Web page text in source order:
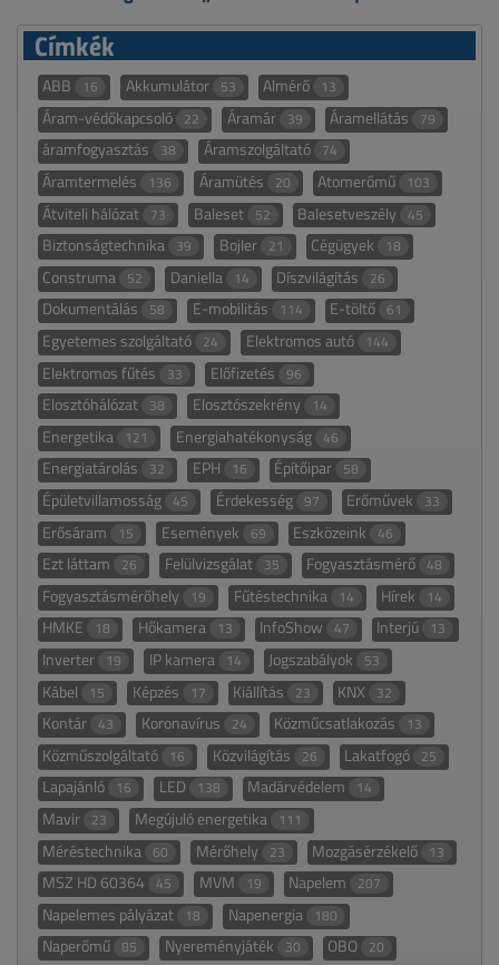
Címkék
ABB 16 Akkumulátor 53 Almérő 13
Áram-védőkapcsoló 22 Áramár 39 Áramellátás 79
áramfogyasztás 38 Áramszolgáltató 74
Áramtermelés 136 Áramütés 20 Atomerőmű 103
Átviteli hálózat 73 Baleset 52 Balesetveszély 45
Biztonságtechnika 39 Bojler 21 Cégügyek 18
Construma 52 Daniella 14 Díszvilágítás 26
Dokumentálás 58 E-mobilitás 114 E-töltő 61
Egyetemes szolgáltató 24 Elektromos autó 144
Elektromos fűtés 33 Előfizetés 96
Elosztóhálózat 38 Elosztószekrény 14
Energetika 121 Energiahatékonyság 46
Energiatárolás 32 EPH 16 Építőipar 58
Épületvillamosság 45 Érdekesség 97 Erőművek 33
Erősáram 15 Események 69 Eszközeink 46
Ezt láttam 26 Felülvizsgálat 35 Fogyasztásmérő 48
Fogyasztásmérőhely 19 Fűtéstechnika 14 Hírek 14
HMKE 18 Hőkamera 13 InfoShow 47 Interjú 13
Inverter 19 IP kamera 14 Jogszabályok 53
Kábel 15 Képzés 17 Kiállítás 23 KNX 32
Kontár 43 Koronavírus 24 Közműcsatlakozás 13
Közműszolgáltató 16 Közvilágítás 26 Lakatfogó 25
Lapajánló 16 LED 138 Madárvédelem 14
Mavir 23 Megújuló energetika 111
Méréstechnika 60 Mérőhely 23 Mozgásérzékelő 13
MSZ HD 60364 45 MVM 19 Napelem 207
Napelemes pályázat 18 Napenergia 180
Naperőmű 85 Nyereményjáték 30 OBO 20